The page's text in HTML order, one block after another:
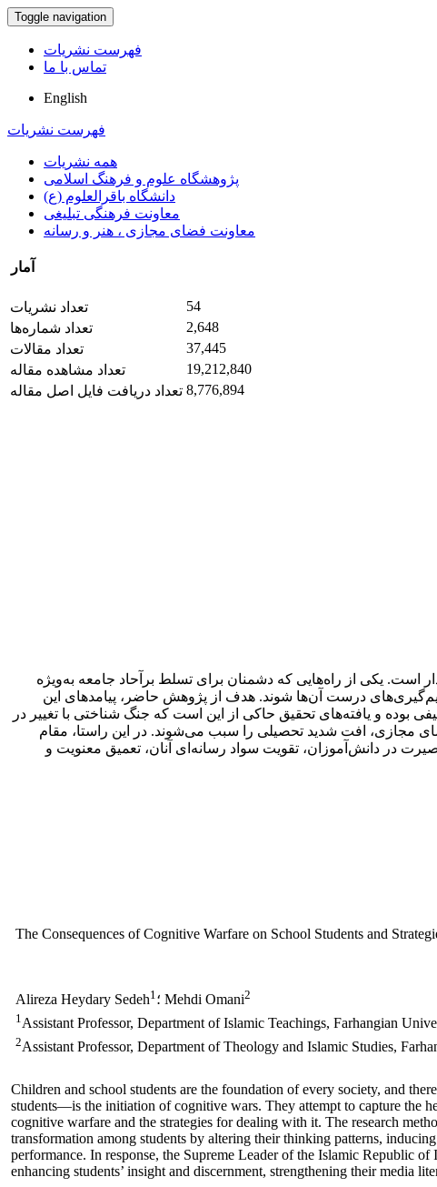
Toggle navigation
فهرست نشریات
تماس با ما
English
فهرست نشریات
همه نشریات
پژوهشگاه علوم و فرهنگ اسلامی
دانشگاه باقرالعلوم (ع)
معاونت فرهنگی تبلیغی
معاونت فضای مجازی ، هنر و رسانه
آمار
تعداد نشریات
54
تعداد شماره‌ها
2,648
تعداد مقالات
37,445
تعداد مشاهده مقاله
19,212,840
تعداد دریافت فایل اصل مقاله 8,776,894
است. یکی از راه‌هایی که دشمنان برای تسلط برآحاد جامعه به‌ویژه
درست آن‌ها شوند. هدف از پژوهش حاضر، پیامدهای این
و یافته‌های تحقیق حاکی از این است که جنگ شناختی با تغییر در
مجازی، افت شدید تحصیلی را سبب می‌شوند. در این راستا، مقام
در دانش‌آموزان، تقویت سواد رسانه‌ای آنان، تعمیق معنویت و
The Consequences of Cognitive Warfare on School Students and
Alireza Heydary Sedeh1 ؛ Mehdi Omani2
1 Assistant Professor, Department of Islamic Teachings, Farhangian
2Assistant Professor, Department of Theology and Islamic Studies,
Children and school students are the foundation of every society, and
students—is the initiation of cognitive wars. They attempt to capture the
cognitive warfare and the strategies for dealing with it. The research
transformation among students by altering their thinking patterns,
performance. In response, the Supreme Leader of the Islamic Republic
enhancing students’ insight and discernment, strengthening their media